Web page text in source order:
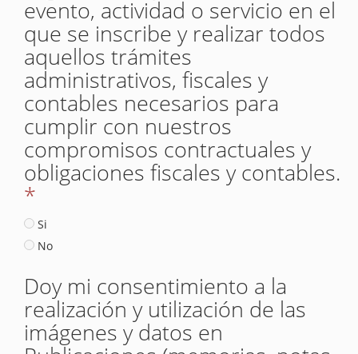
evento, actividad o servicio en el
que se inscribe y realizar todos
aquellos trámites
administrativos, fiscales y
contables necesarios para
cumplir con nuestros
compromisos contractuales y
obligaciones fiscales y contables.
*
Si
No
Doy mi consentimiento a la
realización y utilización de las
imágenes y datos en